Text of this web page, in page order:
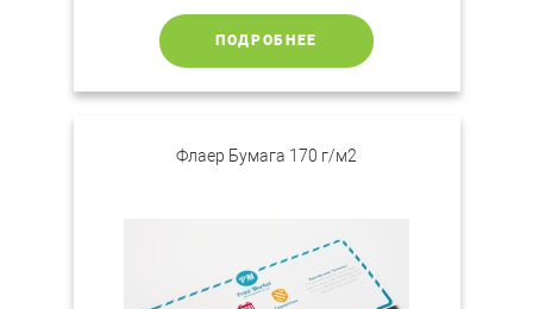
ПОДРОБНЕЕ
Флаер Бумага 170 г/м2